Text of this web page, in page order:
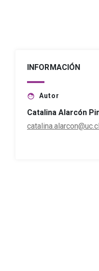
INFORMACIÓN
face Autor
Catalina Alarcón
catalina.alarcon@uc.cl